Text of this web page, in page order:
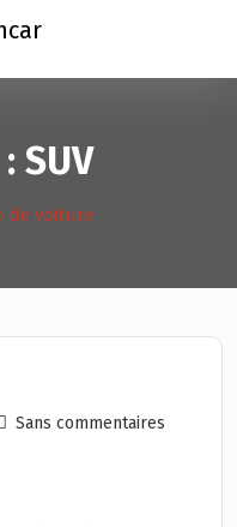
SUV
de voiture
Sans commentaires